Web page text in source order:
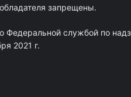
запрещены.
Федеральной службой по
2021 г.